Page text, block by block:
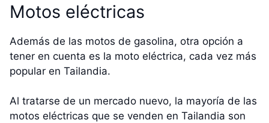
Motos eléctricas
Además de las motos de gasolina, otra opción a
tener en cuenta es la moto eléctrica, cada vez más
popular en Tailandia.
Al tratarse de un mercado nuevo, la mayoría de las
motos eléctricas que se venden en Tailandia son